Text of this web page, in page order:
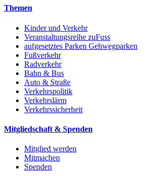
Themen
Kinder und Verkehr
Veranstaltungsreihe zuFuss
aufgesetztes Parken Gehwegparken
Fußverkehr
Radverkehr
Bahn & Bus
Auto & Straße
Verkehrspolitik
Verkehrslärm
Verkehrssicherheit
Mitgliedschaft & Spenden
Mitglied werden
Mitmachen
Spenden